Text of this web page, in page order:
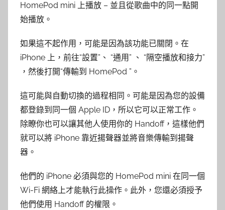
HomePod mini 上播放 – 並且從歌曲中的同一點開
始播放。
如果這不起作用，可能是因為該功能已關閉。在
iPhone 上，前往“設置”、 “通用” 、 “隔空播放和接力”
，然後打開“傳輸到 HomePod ”。
這可能與自動切換的過程相同。可能是因為您的設備
都登錄到同一個 Apple ID，所以它可以正常工作。
除瞭你也可以讓其他人使用你的 Handoff，這樣他們
就可以將 iPhone 靠近揚聲器並將音樂傳輸到揚聲
器。
他們的 iPhone 必須與您的 HomePod mini 在同一個
Wi-Fi 網絡上才能執行此操作。此外，您還必須授予
他們使用 Handoff 的權限。